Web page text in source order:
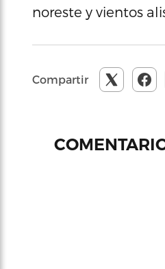
noreste y vientos
Compartir